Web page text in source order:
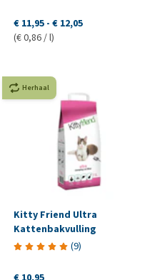
€ 11,95 - € 12,05
(€ 0,86 / l)
Herhaal
Kitty Friend Ultra
Kattenbakvulling
(9)
€ 10,95